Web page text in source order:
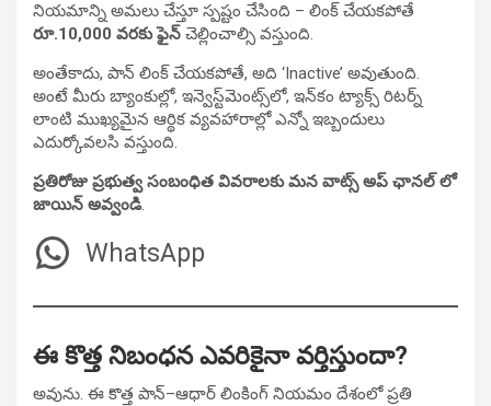
నియమాన్ని అమలు చేస్తూ స్పష్టం చేసింది – లింక్ చేయకపోతే
రూ.10,000 వరకు ఫైన్ చెల్లించాల్సి వస్తుంది.
అంతేకాదు, పాన్ లింక్ చేయకపోతే, అది ‘Inactive’ అవుతుంది.
అంటే మీరు బ్యాంకుల్లో, ఇన్వెస్ట్‌మెంట్స్‌లో, ఇన్‌కం ట్యాక్స్ రిటర్న్
లాంటి ముఖ్యమైన ఆర్థిక వ్యవహారాల్లో ఎన్నో ఇబ్బందులు
ఎదుర్కోవలసి వస్తుంది.
ప్రతిరోజు ప్రభుత్వ సంబంధిత వివరాలకు మన వాట్స్ అప్ ఛానల్ లో
జాయిన్ అవ్వండి.
WhatsApp
ఈ కొత్త నిబంధన ఎవరికైనా వర్తిస్తుందా?
అవును. ఈ కొత్త పాన్–ఆధార్ లింకింగ్ నియమం దేశంలో ప్రతి